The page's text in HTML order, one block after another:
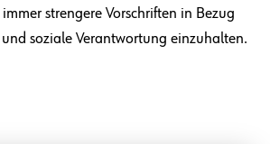
strengere Vorschriften in Bezug
soziale Verantwortung einzuhalten.